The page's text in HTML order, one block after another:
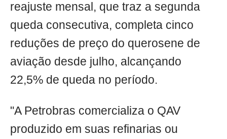
reajuste mensal, que traz a segunda
queda consecutiva, completa cinco
reduções de preço do querosene de
aviação desde julho, alcançando
22,5% de queda no período.
"A Petrobras comercializa o QAV
produzido em suas refinarias ou